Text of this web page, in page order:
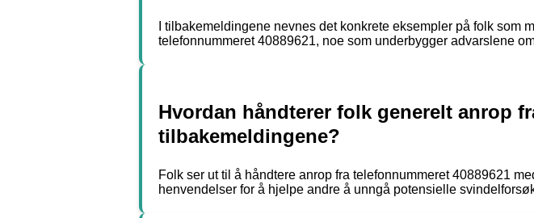
I tilbakemeldingene nevnes det konkrete eksempler på folk som
telefonnummeret 40889621, noe som underbygger advarslene
Hvordan håndterer folk generelt anrop
tilbakemeldingene?
Folk ser ut til å håndtere anrop fra telefonnummeret 40889621
henvendelser for å hjelpe andre å unngå potensielle